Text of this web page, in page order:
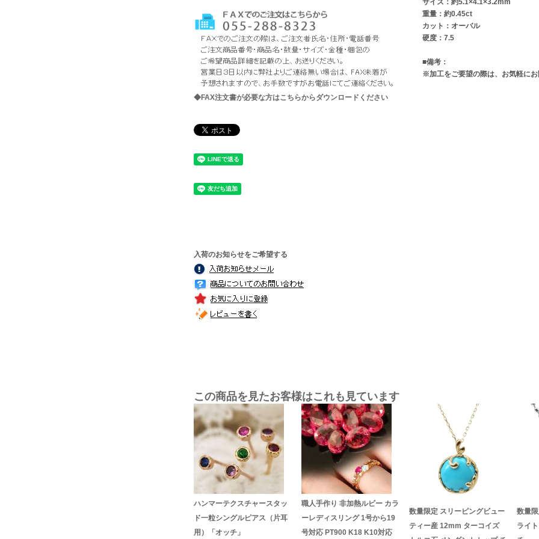
サイズ：約5.1×4.1×3.2mm
重量：約0.45ct
カット：オーバル
硬度：7.5
■備考：
※加工をご要望の際は、お気軽にお
◆FAX注文書が必要な方はこちらからダウンロードください
入荷のお知らせをご希望する
この商品を見たお客様はこれも見ています
ハンマーテクスチャースタッ
ド一粒シングルピアス（片耳
用）「オッチ」
職人手作り 非加熱ルビー カラ
ーレディスリング 1号から19
号対応 PT900 K18 K10対応
数量限定 スリーピングビュー
ティー産 12mm ターコイズ
数量
ライ